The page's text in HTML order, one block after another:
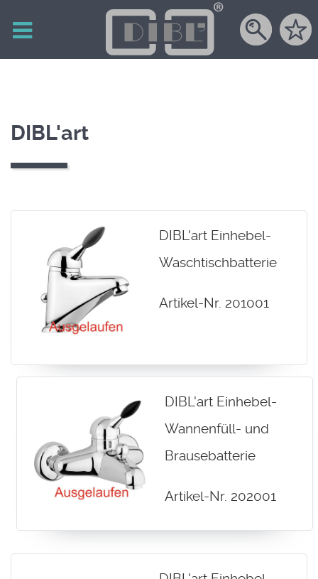
DIBL'art
DIBL'art Einhebel-
Waschtischbatterie
Artikel-Nr. 201001
DIBL'art Einhebel-
Wannenfüll- und
Brausebatterie
Artikel-Nr. 202001